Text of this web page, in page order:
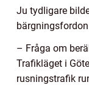
Ju tydligare
– Fråga om
Trafikläget i
rusningstrafik